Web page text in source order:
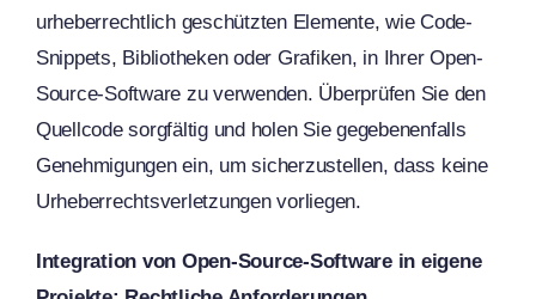
urheberrechtlich geschützten Elemente, wie Code-
Snippets, Bibliotheken oder Grafiken, in Ihrer Open-
Source-Software zu verwenden. Überprüfen Sie den
Quellcode sorgfältig und holen Sie gegebenenfalls
Genehmigungen ein, um sicherzustellen, dass keine
Urheberrechtsverletzungen vorliegen.
Integration von Open-Source-Software in eigene